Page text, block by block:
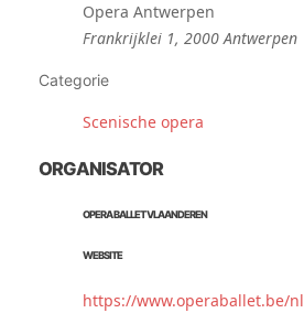
Opera Antwerpen
Frankrijklei 1, 2000 Antwerpen
Categorie
Scenische opera
ORGANISATOR
OPERA BALLET VLAANDEREN
WEBSITE
https://www.operaballet.be/nl